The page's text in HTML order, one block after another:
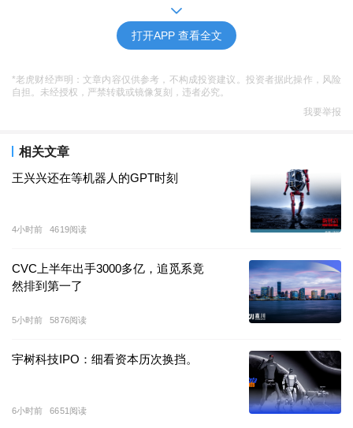
一系列动作之下，似乎隐藏着宁德时代在动力电池领域
“触顶”后产生的“焦虑”。
资本“热捧”银河通用
近日，银河通用宣布正式完成由宁德时代领投的11
人民币新一轮融资。本轮融资汇聚了宁德时代上市公司
战投、溥泉资本、国家开发银行国开科创、北京机器人
产业基金、纪源资本等顶级投资方。
对于此次合作，宁德时代表示，将持续深化产业协同，
为银河通用具身智能大模型在工业领域的技术落地与规
模化应用提供关键支撑。
官网内容显示，银河通用成立于 年5月，是一家专
注于具身多模态大模型通用机器人研发的创新企业。目
余篇国际前沿学术论文，具备世界领先
打开APP 查看全文
*老虎财经声明：文章内容仅供参考，不构成投资建议。投资者据此操作，风险
自担。未经授权，严禁转载或镜像复刻，违者必究。
我要举报
相关文章
王兴兴还在等机器人的GPT时刻
4小时前 4619阅读
CVC上半年出手3000多亿，追觅系竟
然排到第一了
5小时前 5876阅读
宇树科技IPO：细看资本历次换挡。
6小时前 6651阅读